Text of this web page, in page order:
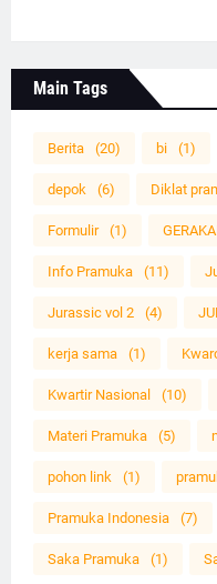
Main Tags
Berita (20) bi (1)
depok (6) Diklat
Formulir (1)
Info Pramuka (11)
Jurassic vol 2 (4)
kerja sama (1)
Kwartir Nasional (10)
Materi Pramuka (5)
pohon link (1)
Pramuka Indonesia (7)
Saka Pramuka (1)